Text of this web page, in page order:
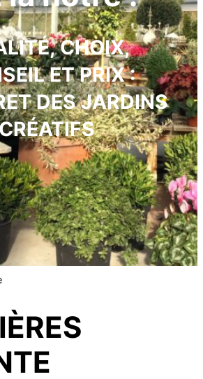
CHOIX,
ET PRIX :
DES JARDINS